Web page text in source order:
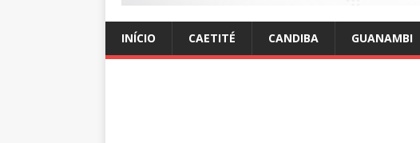
INÍCIO CAETITÉ CANDIBA GUANAMBI